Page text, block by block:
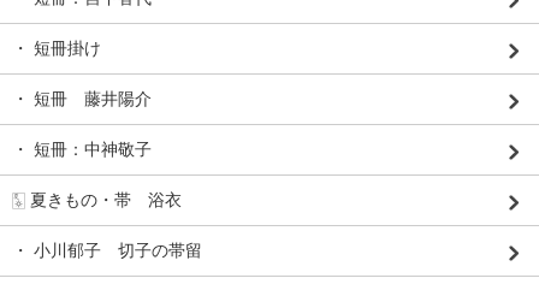
・ 短冊掛け
・ 短冊 藤井陽介
・ 短冊：中神敬子
🀧 夏きもの・帯 浴衣
・ 小川郁子 切子の帯留